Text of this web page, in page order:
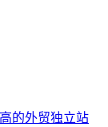
的外贸独立站